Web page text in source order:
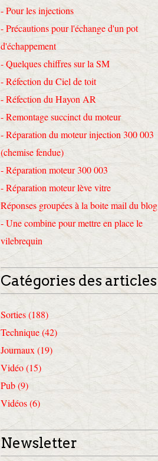
- Pour les injections
- Précautions pour l'échange d'un pot
d'échappement
- Quelques chiffres sur la SM
- Réfection du Ciel de toit
- Réfection du Hayon AR
- Remontage succinct du moteur
- Réparation du moteur injection 300 003
(chemise fendue)
- Réparation moteur 300 003
- Réparation moteur lève vitre
Réponses groupées à la boite mail du blog
- Une combine pour mettre en place le
vilebrequin
Catégories des articles
Sorties (188)
Technique (42)
Journaux (19)
Vidéo (15)
Pub (9)
Vidéos (6)
Newsletter